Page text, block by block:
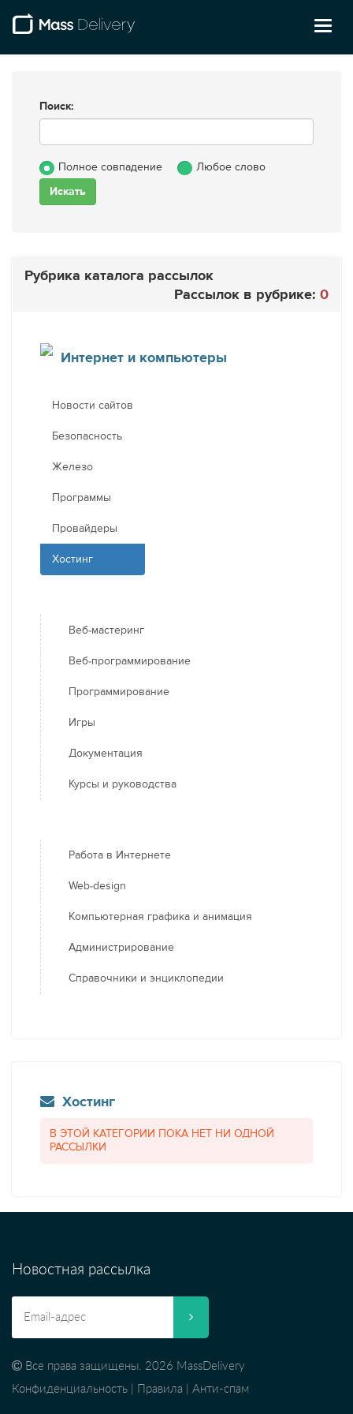
Поиск:
Полное совпадение Любое слово
Рубрика каталога рассылок
Рассылок в рубрике: 0
Интернет и компьютеры
Новости сайтов
Безопасность
Железо
Программы
Провайдеры
Хостинг
Веб-мастеринг
Веб-программирование
Программирование
Игры
Документация
Курсы и руководства
Работа в Интернете
Web-design
Компьютерная графика и анимация
Администрирование
Справочники и энциклопедии
Хостинг
В ЭТОЙ КАТЕГОРИИ ПОКА НЕТ НИ ОДНОЙ
РАССЫЛКИ
Новостная рассылка
Все права защищены. 2026 MassDelivery
Конфиденциальность
Правила Анти-спам